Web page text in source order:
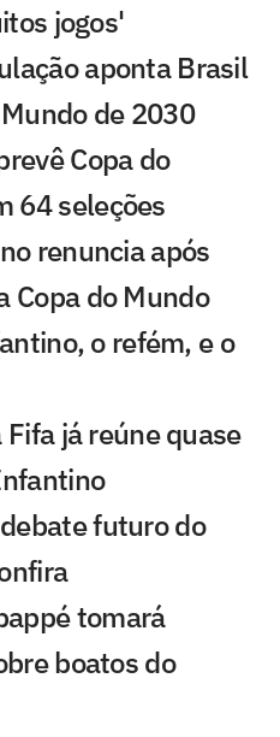
jogos'
aponta Brasil
de 2030
Copa do
64 seleções
renuncia após
Copa do Mundo
o refém, e o
já reúne quase
futuro do
tomará
boatos do